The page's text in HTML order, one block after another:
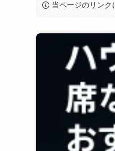
当ページのリンク